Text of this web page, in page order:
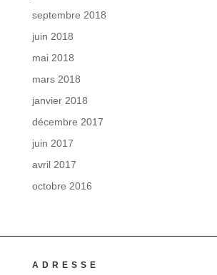
septembre 2018
juin 2018
mai 2018
mars 2018
janvier 2018
décembre 2017
juin 2017
avril 2017
octobre 2016
ADRESSE